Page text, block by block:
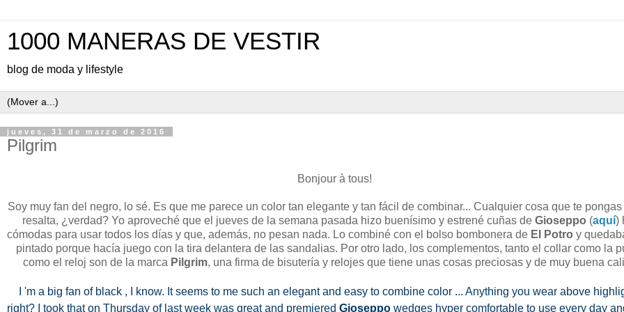
1000 MANERAS DE VESTIR
blog de moda y lifestyle
jueves, 31 de marzo de 2016
Pilgrim
Bonjour à tous!
Soy muy fan del negro, lo sé. Es que me parece un color tan elegante y tan fácil de combinar... Cualquier cosa que te
resalta, ¿verdad? Yo aproveché que el jueves de la semana pasada hizo buenísimo y estrené cuñas de Gioseppo (aquí)
cómodas para usar todos los días y que, además, no pesan nada. Lo combiné con el bolso bombonera de El Potro y
pintado porque hacía juego con la tira delantera de las sandalias. Por otro lado, los complementos, tanto el collar como la
como el reloj son de la marca Pilgrim, una firma de bisutería y relojes que tiene unas cosas preciosas y de muy buena
I 'm a big fan of black , I know. It seems to me such an elegant and easy to combine color ... Anything you wear above
right? I took that on Thursday of last week was great and premiered Gioseppo wedges hyper comfortable to use every day